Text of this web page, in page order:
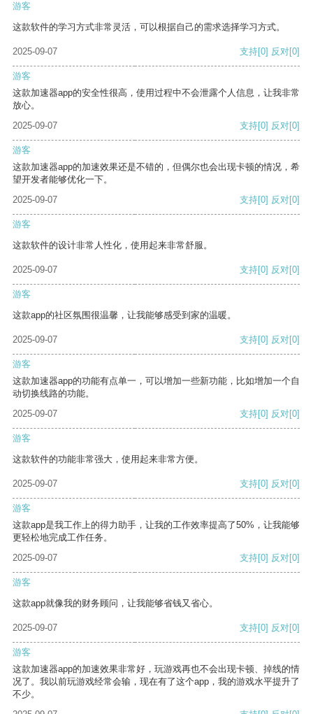
游客
这款软件的学习方式非常灵活，可以根据自己的需求选择学习方式。
2025-09-07 支持[0] 反对[0]
游客
这款加速器app的安全性很高，使用过程中不会泄露个人信息，让我非常
放心。
2025-09-07
支持[0] 反对[0]
游客
这款加速器app的加速效果还是不错的，但偶尔也会出现卡顿的情况，希
望开发者能够优化一下。
2025-09-07
支持[0] 反对[0]
游客
这款软件的设计非常人性化，使用起来非常舒服。
2025-09-07 支持[0] 反对[0]
游客
这款app的社区氛围很温馨，让我能够感受到家的温暖。
2025-09-07 支持[0] 反对[0]
游客
这款加速器app的功能有点单一，可以增加一些新功能，比如增加一个自
动切换线路的功能。
2025-09-07
支持[0] 反对[0]
游客
这款软件的功能非常强大，使用起来非常方便。
2025-09-07 支持[0] 反对[0]
游客
这款app是我工作上的得力助手，让我的工作效率提高了50%，让我能够
更轻松地完成工作任务。
2025-09-07
支持[0] 反对[0]
游客
这款app就像我的财务顾问，让我能够省钱又省心。
2025-09-07 支持[0] 反对[0]
游客
这款加速器app的加速效果非常好，玩游戏再也不会出现卡顿、掉线的情
况了。我以前玩游戏经常会输，现在有了这个app，我的游戏水平提升了
不少。